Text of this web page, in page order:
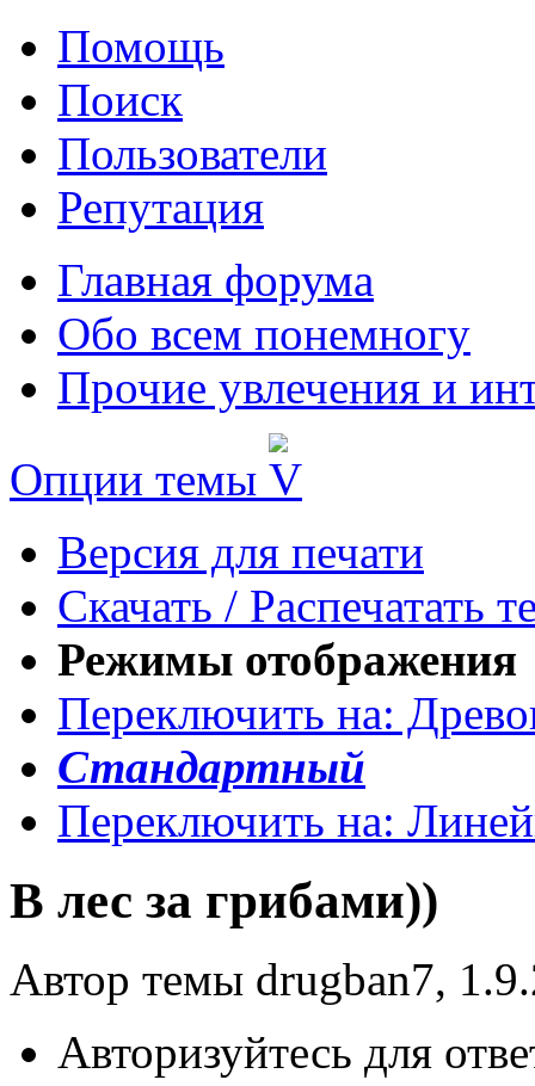
Помощь
Поиск
Пользователи
Репутация
Главная форума
Обо всем понемногу
Прочие увлечения и
Опции темы
Версия для печати
Скачать / Распечатать
Режимы отображения
Переключить на:
Стандартный
Переключить на:
В лес за грибами))
Автор темы drugban7,
Авторизуйтесь для